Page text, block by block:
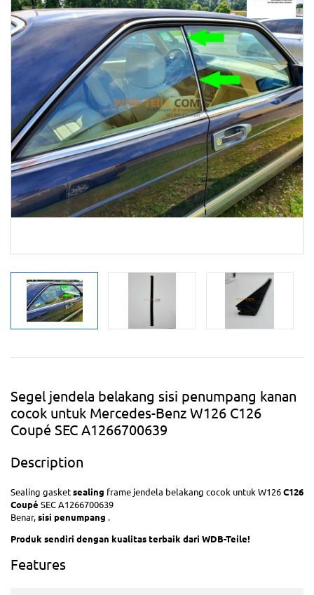
Segel jendela belakang sisi penumpang kanan
cocok untuk Mercedes-Benz W126 C126
Coupé SEC A1266700639
Description
Sealing gasketsealing frame jendela belakang cocok untuk W126C126
Coupé SEC A1266700639
Benar,sisi penumpang .
Produk sendiri dengan kualitas terbaik dari WDB-Teile!
Features